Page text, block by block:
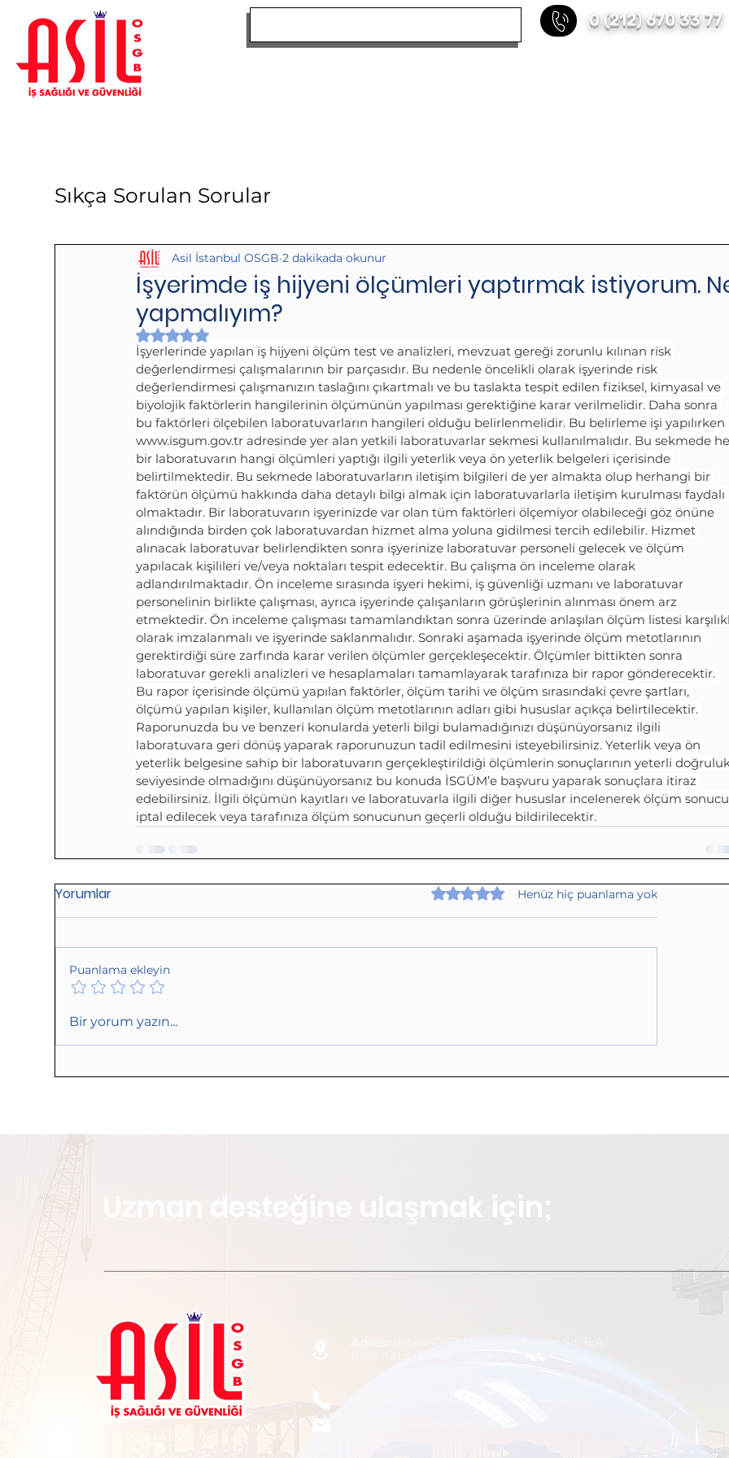
0 (212) 670 33 77
Sıkça Sorulan Sorular
İşyerimde iş hijyeni ölçümleri yaptırmak istiyorum.
yapmalıyım?
Asil İstanbul OSGB 2 dakikada okunur
5 üzerinden NaN yıldız
İşyerlerinde yapılan iş hijyeni ölçüm test ve analizleri, mevzuat gereği zorunlu kılınan risk
değerlendirmesi çalışmalarının bir parçasıdır. Bu nedenle öncelikli olarak işyerinde risk
değerlendirmesi çalışmanızın taslağını çıkartmalı ve bu taslakta tespit edilen fiziksel, kimyasal ve
biyolojik faktörlerin hangilerinin ölçümünün yapılması gerektiğine karar verilmelidir. Daha sonra
bu faktörleri ölçebilen laboratuvarların hangileri olduğu belirlenmelidir. Bu belirleme işi yapılırken
www.isgum.gov.tr adresinde yer alan yetkili laboratuvarlar sekmesi kullanılmalıdır. Bu sekmede
bir laboratuvarın hangi ölçümleri yaptığı ilgili yeterlik veya ön yeterlik belgeleri içerisinde
belirtilmektedir. Bu sekmede laboratuvarların iletişim bilgileri de yer almakta olup herhangi bir
faktörün ölçümü hakkında daha detaylı bilgi almak için laboratuvarlarla iletişim kurulması faydalı
olmaktadır. Bir laboratuvarın işyerinizde var olan tüm faktörleri ölçemiyor olabileceği göz önüne
alındığında birden çok laboratuvardan hizmet alma yoluna gidilmesi tercih edilebilir. Hizmet
alınacak laboratuvar belirlendikten sonra işyerinize laboratuvar personeli gelecek ve ölçüm
yapılacak kişilileri ve/veya noktaları tespit edecektir. Bu çalışma ön inceleme olarak
adlandırılmaktadır. Ön inceleme sırasında işyeri hekimi, iş güvenliği uzmanı ve laboratuvar
personelinin birlikte çalışması, ayrıca işyerinde çalışanların görüşlerinin alınması önem arz
etmektedir. Ön inceleme çalışması tamamlandıktan sonra üzerinde anlaşılan ölçüm listesi
olarak imzalanmalı ve işyerinde saklanmalıdır. Sonraki aşamada işyerinde ölçüm metotlarının
gerektirdiği süre zarfında karar verilen ölçümler gerçekleşecektir. Ölçümler bittikten sonra
laboratuvar gerekli analizleri ve hesaplamaları tamamlayarak tarafınıza bir rapor gönderecektir.
Bu rapor içerisinde ölçümü yapılan faktörler, ölçüm tarihi ve ölçüm sırasındaki çevre şartları,
ölçümü yapılan kişiler, kullanılan ölçüm metotlarının adları gibi hususlar açıkça belirtilecektir.
Raporunuzda bu ve benzeri konularda yeterli bilgi bulamadığınızı düşünüyorsanız ilgili
laboratuvara geri dönüş yaparak raporunuzun tadil edilmesini isteyebilirsiniz. Yeterlik veya ön
yeterlik belgesine sahip bir laboratuvarın gerçekleştirildiği ölçümlerin sonuçlarının yeterli
seviyesinde olmadığını düşünüyorsanız bu konuda İSGÜM’e başvuru yaparak sonuçlara itiraz
edebilirsiniz. İlgili ölçümün kayıtları ve laboratuvarla ilgili diğer hususlar incelenerek ölçüm
iptal edilecek veya tarafınıza ölçüm sonucunun geçerli olduğu bildirilecektir.
Yorumlar 5 üzerinden 0 yıldızHenüz hiç puanlama yok
Puanlama ekleyin
Bir yorum yazın...
Uzman desteğine ulaşmak için;